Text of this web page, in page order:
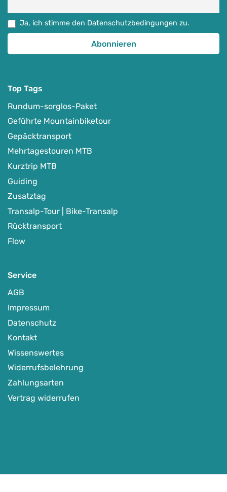
Ja, ich stimme den Datenschutzbedingungen zu.
Top Tags
Rundum-sorglos-Paket
Geführte Mountainbiketour
Gepäcktransport
Mehrtagestouren MTB
Kurztrip MTB
Guiding
Zusatztag
Transalp-Tour | Bike-Transalp
Rücktransport
Flow
Service
AGB
Impressum
Datenschutz
Kontakt
Wissenswertes
Widerrufsbelehrung
Zahlungsarten
Vertrag widerrufen